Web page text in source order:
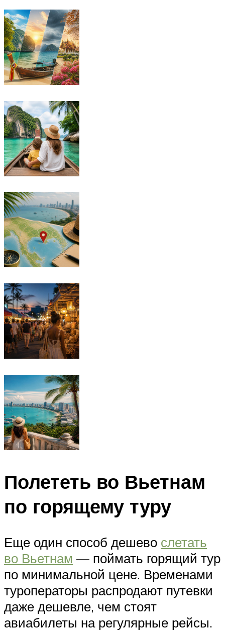
Полететь во Вьетнам
по горящему туру
Еще один способ дешево слетать
во Вьетнам — поймать горящий тур
по минимальной цене. Временами
туроператоры распродают путевки
даже дешевле, чем стоят
авиабилеты на регулярные рейсы.